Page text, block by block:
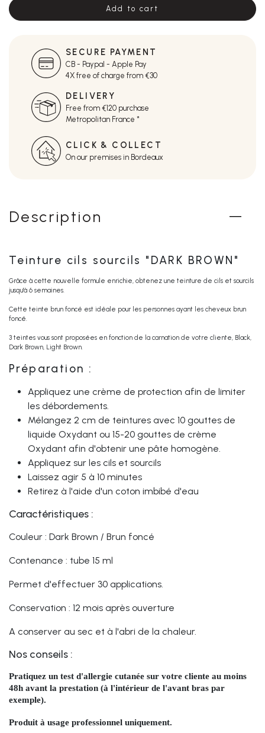
Add to cart
SECURE PAYMENT
CB - Paypal - Apple Pay
4X free of charge from €30
DELIVERY
Free from €120 purchase
Metropolitan France *
CLICK & COLLECT
On our premises in Bordeaux
Description
Teinture cils sourcils "DARK BROWN"
Grâce à cette nouvelle formule enrichie, obtenez une teinture de cils et sourcils
jusqu'à 6 semaines.
Cette teinte brun foncé est idéale pour les personnes ayant les cheveux brun
foncé.
3 teintes vous sont proposées en fonction de la carnation de votre cliente, Black,
Dark Brown, Light Brown.
Préparation :
Appliquez une crème de protection afin de limiter
les débordements.
Mélangez 2 cm de teintures avec 10 gouttes de
liquide Oxydant ou 15-20 gouttes de crème
Oxydant afin d'obtenir une pâte homogène.
Appliquez sur les cils et sourcils
Laissez agir 5 à 10 minutes
Retirez à l'aide d'un coton imbibé d'eau
Caractéristiques :
Couleur : Dark Brown / Brun foncé
Contenance : tube 15 ml
Permet d'effectuer 30 applications.
Conservation : 12 mois après ouverture
A conserver au sec et à l'abri de la chaleur.
Nos conseils :
Pratiquez un test d'allergie cutanée sur votre cliente au moins
48h avant la prestation (à l'intérieur de l'avant bras par
exemple).
Produit à usage professionnel uniquement.